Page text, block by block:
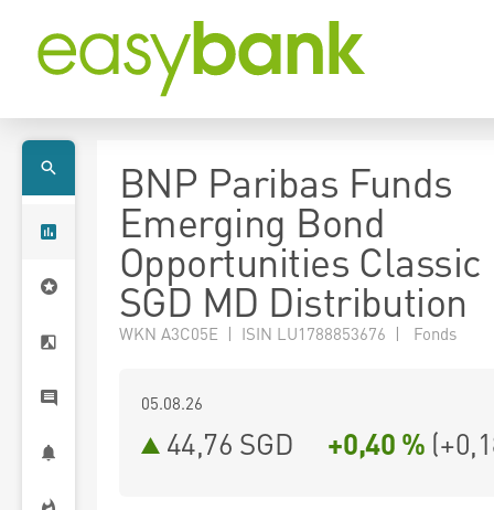
BNP Paribas Funds
Emerging Bond
Opportunities Classic
SGD MD Distribution
WKN A3C05E | ISIN LU1788853676 | Fonds
05.08.26
44,76 SGD +0,40 % (